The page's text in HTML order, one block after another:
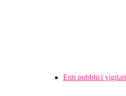
Enti pubblici vigilati